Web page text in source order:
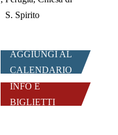
S. Spirito
AGGIUNGI AL
CALENDARIO
INFO E
BIGLIETTI